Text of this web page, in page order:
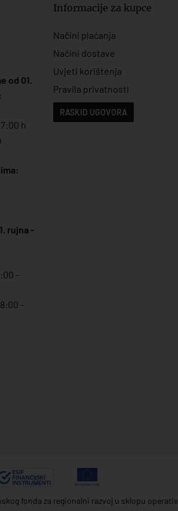
od 01.
:
h
rujna -
-
-
Informacije za kupce
Načini plaćanja
Načini dostave
Uvjeti korištenja
Pravila privatnosti
RASKID UGOVORA
fonda za regionalni razvoj u sklopu